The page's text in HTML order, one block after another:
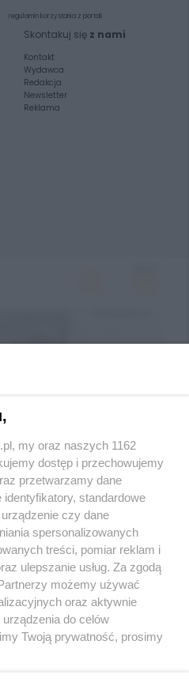
regulamin korzystania z portali
Skontakuj się z nami
Kontakt
Wydawca
Redakcja
Newsletter
Reklama
głównej
0%
my oraz naszych 1162
dostęp i przechowujemy
przetwarzamy dane
standardowe
czy dane
spersonalizowanych
treści, pomiar reklam i
ulepszanie usług. Za zgodą
możemy używać
oraz aktywnie
do celów
Twoją prywatność, prosimy